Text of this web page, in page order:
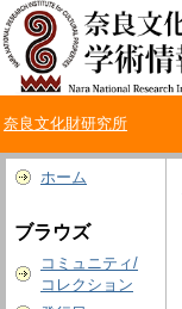
奈良文化財研究所
ホーム
ブラウズ
コミュニティ/
コレクション